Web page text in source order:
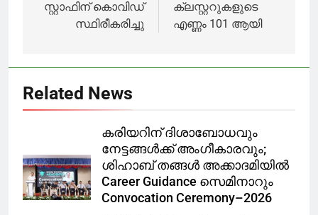
വിജയൻ
സ്റ്റാഫിന് കൊവിഡ്
സ്ഥിരീകരിച്ചു
ക്ലസ്റ്ററുകളുടെ
എണ്ണം 101 ആയി
Related News
കരിയറിന് ദിശാബോധവും
നേട്ടങ്ങൾക്ക് അംഗീകാരവും;
ശിഹാബ് തങ്ങൾ അക്കാദമിയിൽ
Career Guidance സെമിനാറും
Convocation Ceremony–2026